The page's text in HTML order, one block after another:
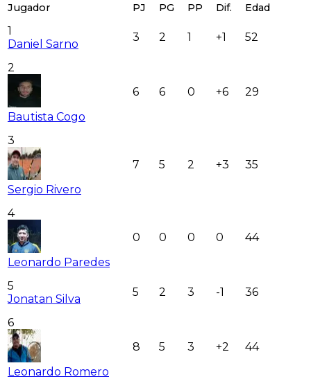
Jugador PJ PG PP Dif. Edad
1
Daniel Sarno
3 2 1 +1 52
2
Bautista Cogo
6 6 0 +6 29
3
Sergio Rivero
7 5 2 +3 35
4
Leonardo Paredes
0 0 0 0 44
5
Jonatan Silva
5 2 3 -1 36
6
Leonardo Romero
8 5 3 +2 44